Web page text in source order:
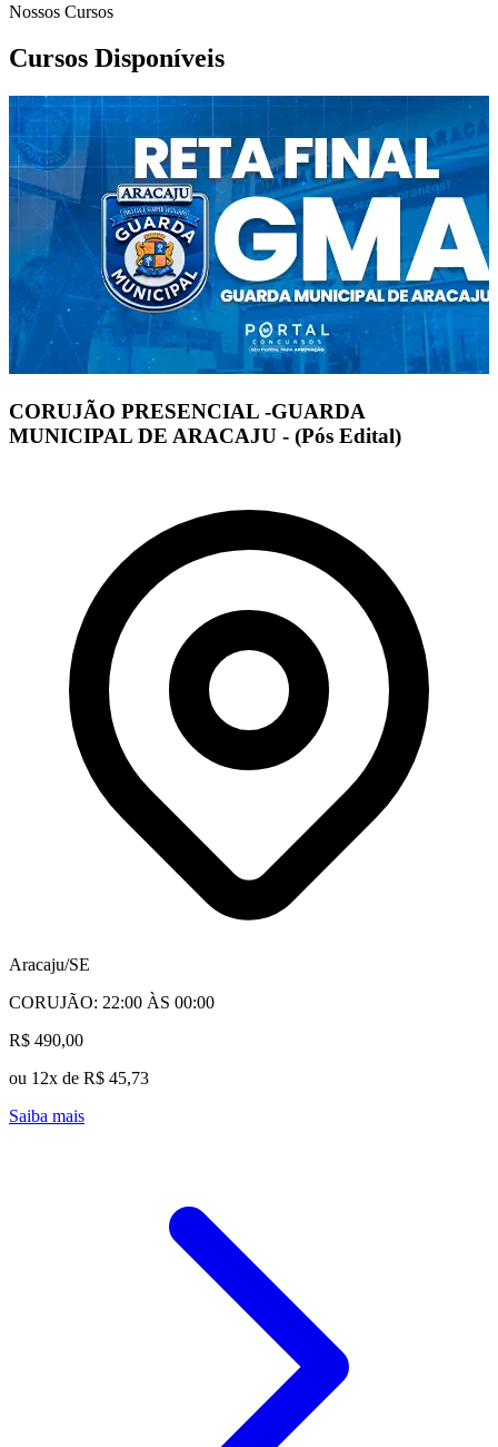
Nossos Cursos
Cursos Disponíveis
CORUJÃO PRESENCIAL -GUARDA
MUNICIPAL DE ARACAJU - (Pós Edital)
Aracaju/SE
CORUJÃO: 22:00 ÀS 00:00
R$ 490,00
ou 12x de R$ 45,73
Saiba mais